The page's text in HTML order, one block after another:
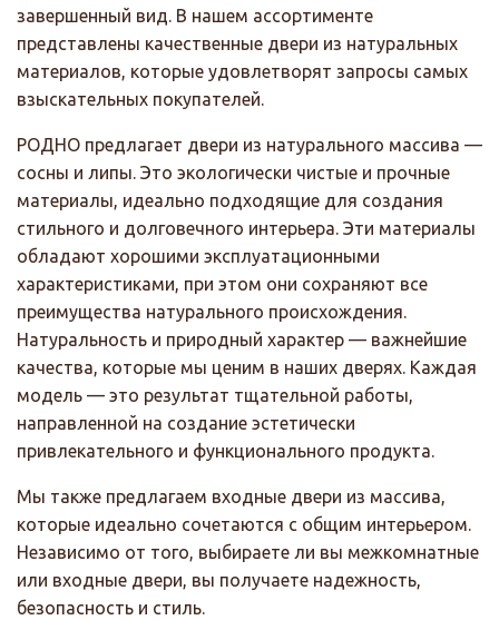
завершенный вид. В нашем ассортименте
представлены качественные двери из натуральных
материалов, которые удовлетворят запросы самых
взыскательных покупателей.
РОДНО предлагает двери из натурального массива —
сосны и липы. Это экологически чистые и прочные
материалы, идеально подходящие для создания
стильного и долговечного интерьера. Эти материалы
обладают хорошими эксплуатационными
характеристиками, при этом они сохраняют все
преимущества натурального происхождения.
Натуральность и природный характер — важнейшие
качества, которые мы ценим в наших дверях. Каждая
модель — это результат тщательной работы,
направленной на создание эстетически
привлекательного и функционального продукта.
Мы также предлагаем входные двери из массива,
которые идеально сочетаются с общим интерьером.
Независимо от того, выбираете ли вы межкомнатные
или входные двери, вы получаете надежность,
безопасность и стиль.